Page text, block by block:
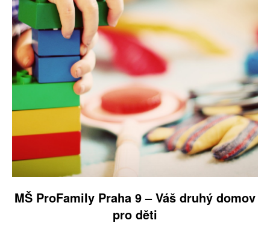
MŠ ProFamily Praha 9 – Váš druhý domov
pro děti